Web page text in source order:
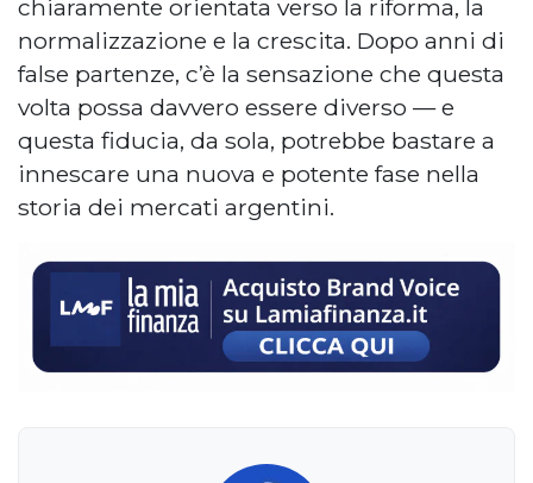
chiaramente orientata verso la riforma, la
normalizzazione e la crescita. Dopo anni di
false partenze, c’è la sensazione che questa
volta possa davvero essere diverso — e
questa fiducia, da sola, potrebbe bastare a
innescare una nuova e potente fase nella
storia dei mercati argentini.